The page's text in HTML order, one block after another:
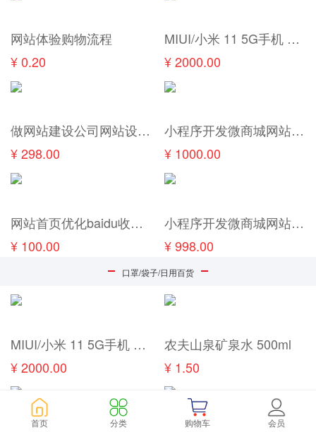
网站体验购物流程
¥ 0.20
MIUI/小米 11 5G手机 骁龙888 双卡曲面屏手机
¥ 2000.00
做网站建设公司网站设计手机网站开发企业模板网站制作一条龙全包
¥ 298.00
小程序开发微商城网站建设企业微信公众号定制设计购物系统制作
¥ 1000.00
网站首页优化baidu收录搜狗seo排名360关键词快速照恢复神马推广
¥ 100.00
小程序开发微商城网站建设企业微信公众号定制设计购物系统制作
¥ 998.00
口罩/袋子/日用百货
MIUI/小米 11 5G手机 骁龙888 双卡曲面屏手机
¥ 2000.00
农夫山泉矿泉水 500ml
¥ 1.50
首页 分类 购物车 会员